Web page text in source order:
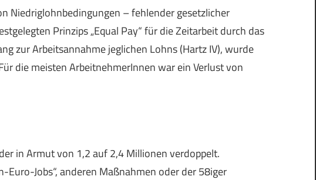
Niedriglohnbedingungen – fehlender gesetzlicher
Prinzips „Equal Pay“ für die Zeitarbeit durch das
zur Arbeitsannahme jeglichen Lohns (Hartz IV), wurde
die meisten ArbeitnehmerInnen war ein Verlust von
in Armut von 1,2 auf 2,4 Millionen verdoppelt.
Euro-Jobs“, anderen Maßnahmen oder der 58iger